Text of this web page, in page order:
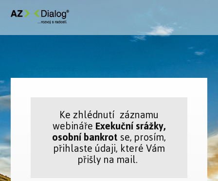
Ke zhlédnutí záznamu
webinářeExekuční srážky,
osobní bankrotse, prosím,
přihlaste údaji, které Vám
přišly na mail.